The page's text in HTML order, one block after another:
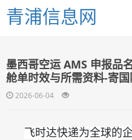
青浦信息网
墨西哥空运 AMS 申报品
舱单时效与所需资料-寄
2026-06-04
飞时达快递为全球的